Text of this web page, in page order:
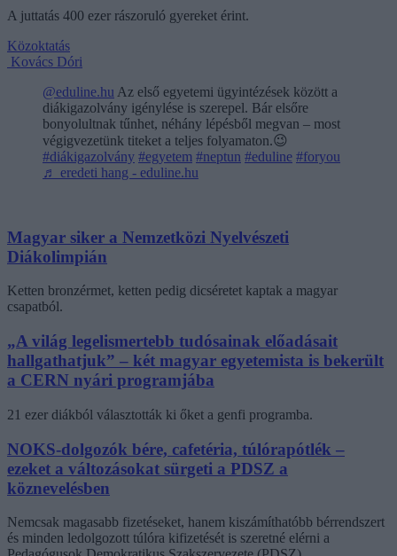
A juttatás 400 ezer rászoruló gyereket érint.
Közoktatás
Kovács Dóri
@eduline.hu Az első egyetemi ügyintézések között a
diákigazolvány igénylése is szerepel. Bár elsőre
bonyolultnak tűnhet, néhány lépésből megvan – most
végigvezetünk titeket a teljes folyamaton.😉
#diákigazolvány #egyetem #neptun #eduline #foryou
♬ eredeti hang - eduline.hu
Magyar siker a Nemzetközi Nyelvészeti
Diákolimpián
Ketten bronzérmet, ketten pedig dicséretet kaptak a magyar
csapatból.
„A világ legelismertebb tudósainak előadásait
hallgathatjuk” – két magyar egyetemista is bekerült
a CERN nyári programjába
21 ezer diákból választották ki őket a genfi programba.
NOKS-dolgozók bére, cafetéria, túlórapótlék –
ezeket a változásokat sürgeti a PDSZ a
köznevelésben
Nemcsak magasabb fizetéseket, hanem kiszámíthatóbb bérrendszert
és minden ledolgozott túlóra kifizetését is szeretné elérni a